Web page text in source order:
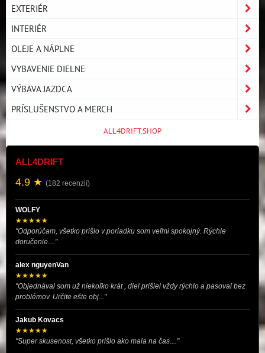
EXTERIÉR
INTERIÉR
OLEJE A NÁPLNE
VYBAVENIE DIELNE
VÝBAVA JAZDCA
PRÍSLUŠENSTVO A MERCH
ALL4DRIFT.SHOP
ALL4DRIFT
4.9 ★ (182 recenzií)
WOLFY
★★★★★
"Odporúčam, všetko prišlo v poriadku som veľmi spokojný. Rýchle
doručenie...."
alex nguyenVan
★★★★★
"Objednával som už niekoľko krát , diel prišiel vždy rýchlo a pasoval bez
problémov. Určite ešte obj..."
Jakub Kovacs
★★★★★
"Super skusenost, všetko prišlo ako mala na čas...."